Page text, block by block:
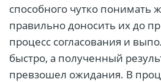
способного чутко понимать
правильно доносить их до
процесс согласования и
быстро, а полученный
превзошел ожидания. В